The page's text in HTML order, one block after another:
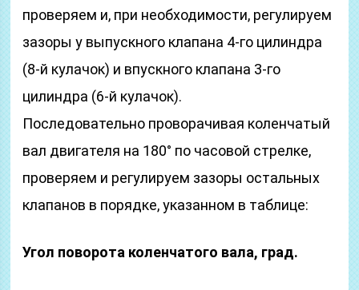
проверяем и, при необходимости, регулируем
зазоры у выпускного клапана 4-го цилиндра
(8-й кулачок) и впускного клапана 3-го
цилиндра (6-й кулачок).
Последовательно проворачивая коленчатый
вал двигателя на 180° по часовой стрелке,
проверяем и регулируем зазоры остальных
клапанов в порядке, указанном в таблице:
Угол поворота коленчатого вала, град.